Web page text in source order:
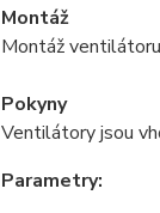
Montáž
Montáž
Pokyny
Ventilátory jsou
Parametry: